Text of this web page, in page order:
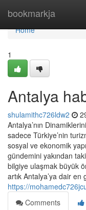
bookmarkja
Home
Home
1
Antalya
shulamithc726ldw2
Antalya’nın
sadece Türkiye’nin
sosyal ve ekonomik
gündemini yakından
bilgiye ulaşmak büyük
artık Antalya’ya dair en
https://
Comments